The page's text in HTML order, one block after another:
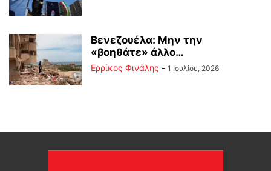
Βενεζουέλα: Μην την
«βοηθάτε» άλλο…
Ερρίκος Φινάλης - 1 Ιουλίου, 2026